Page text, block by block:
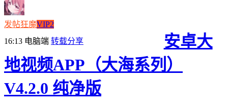
发帖狂魔VIP2
16:13 电脑端 转载分享
安卓大
地视频APP（大海系列）
V4.2.0 纯净版